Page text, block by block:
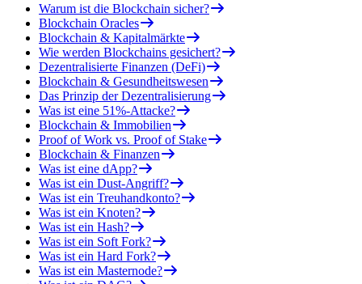
Warum ist die Blockchain sicher?
Blockchain Oracles
Blockchain & Kapitalmärkte
Wie werden Blockchains gesichert?
Dezentralisierte Finanzen (DeFi)
Blockchain & Gesundheitswesen
Das Prinzip der Dezentralisierung
Was ist eine 51%-Attacke?
Blockchain & Immobilien
Proof of Work vs. Proof of Stake
Blockchain & Finanzen
Was ist eine dApp?
Was ist ein Dust-Angriff?
Was ist ein Treuhandkonto?
Was ist ein Knoten?
Was ist ein Hash?
Was ist ein Soft Fork?
Was ist ein Hard Fork?
Was ist ein Masternode?